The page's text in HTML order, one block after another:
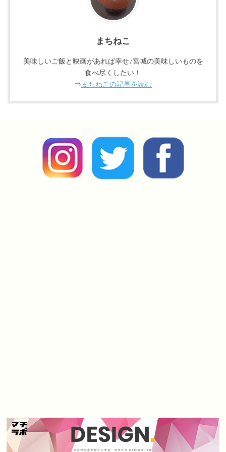
まちねこ
美味しいご飯と映画があれば幸せ♪宮城の美味しいものを
食べ尽くしたい！
⇒ まちねこの記事を読む